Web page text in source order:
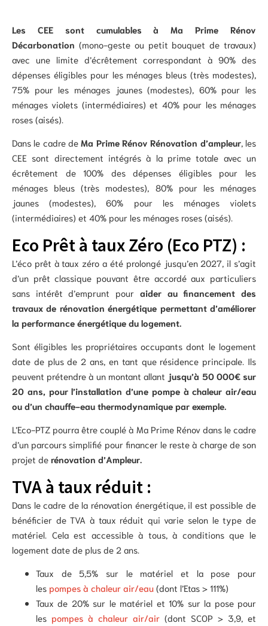
Les CEE sont cumulables à Ma Prime Rénov
Décarbonation (mono-geste ou petit bouquet de travaux)
avec une limite d’écrêtement correspondant à 90% des
dépenses éligibles pour les ménages bleus (très modestes),
75% pour les ménages jaunes (modestes), 60% pour les
ménages violets (intermédiaires) et 40% pour les ménages
roses (aisés).
Dans le cadre deMa Prime Rénov Rénovation d’ampleur, les
CEE sont directement intégrés à la prime totale avec un
écrêtement de 100% des dépenses éligibles pour les
ménages bleus (très modestes), 80% pour les ménages
jaunes (modestes), 60% pour les ménages violets
(intermédiaires) et 40% pour les ménages roses (aisés).
Eco Prêt à taux Zéro (Eco PTZ) :
L’éco prêt à taux zéro a été prolongé jusqu’en 2027, il s’agit
d’un prêt classique pouvant être accordé aux particuliers
sans intérêt d’emprunt pour aider au financement des
travaux de rénovation énergétique permettant d’améliorer
la performance énergétique du logement.
Sont éligibles les propriétaires occupants dont le logement
date de plus de 2 ans, en tant que résidence principale. Ils
peuvent prétendre à un montant allant jusqu’à 50 000€ sur
20 ans, pour l’installation d’une pompe à chaleur air/eau
ou d’un chauffe-eau thermodynamique par exemple.
L’Eco-PTZ pourra être couplé à Ma Prime Rénov dans le cadre
d’un parcours simplifié pour financer le reste à charge de son
projet de rénovation d’Ampleur.
TVA à taux réduit :
Dans le cadre de la rénovation énergétique, il est possible de
bénéficier de TVA à taux réduit qui varie selon le type de
matériel. Cela est accessible à tous, à conditions que le
logement date de plus de 2 ans.
Taux de 5,5% sur le matériel et la pose pour
les pompes à chaleur air/eau (dont l’Etas > 111%)
Taux de 20% sur le matériel et 10% sur la pose pour
les pompes à chaleur air/air (dont SCOP > 3,9, et